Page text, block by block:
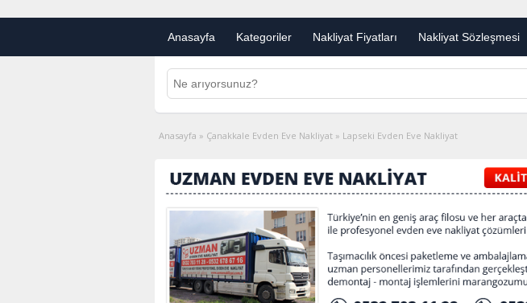
Anasayfa Kategoriler Nakliyat Fiyatları Nakliyat Sözleşmesi
Anasayfa » Çanakkale Evden Eve Nakliyat » Lapseki Evden Eve Nakliyat